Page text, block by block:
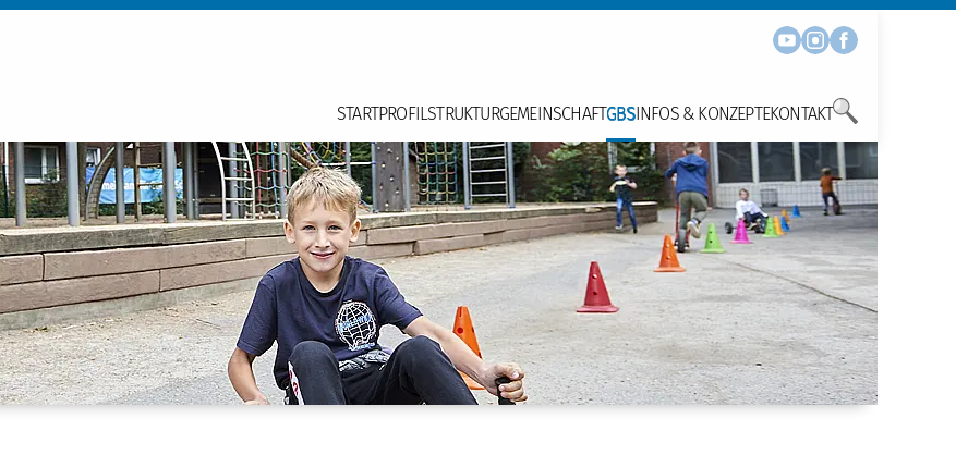
STARTPROFILSTRUKTURGEMEINSCHAFTGBSINFOS & KONZEPTEKONTAKT